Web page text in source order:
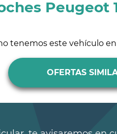
Peugeot
tenemos este vehículo
OFERTAS